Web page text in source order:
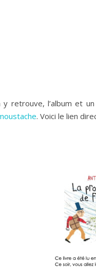
y retrouve, l’album et
. Voici le lien